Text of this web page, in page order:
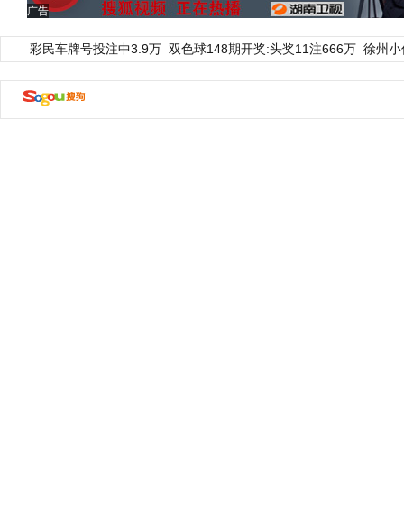
广告
彩民车牌号投注中3.9万 双色球148期开奖:头奖11注666万 徐州